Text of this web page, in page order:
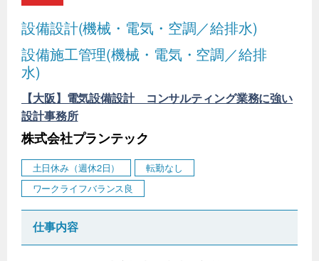
設備設計(機械・電気・空調／給排水)
設備施工管理(機械・電気・空調／給排
水)
【大阪】電気設備設計 コンサルティング業務に強い
設計事務所
株式会社プランテック
土日休み（週休2日）
転勤なし
ワークライフバランス良
仕事内容